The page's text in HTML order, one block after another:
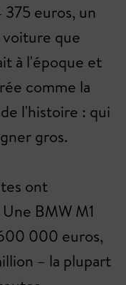
euros, un
que
à l'époque et
comme la
l'histoire : qui
gros.
ont
BMW M1
000 euros,
– la plupart